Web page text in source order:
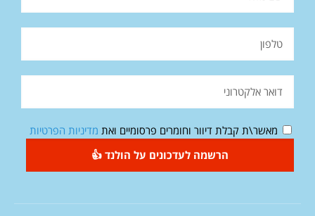
מאשר\ת קבלת דיוור וחומרים פרסומיים ואת מדיניות הפרטיות
הרשמה לעדכונים על הולנד 👍